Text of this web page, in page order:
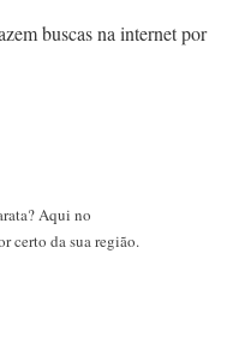
buscas na internet por
Aqui no
certo da sua região.